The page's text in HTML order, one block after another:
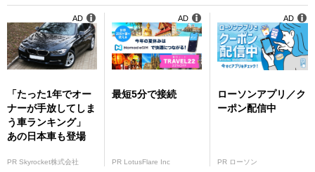
PS5のストレージを
増強！
「たった1年でオー
ナーが手放してしま
う車ランキング」
あの日本車も登場
PR Skyrocket株式会社
AD
最短5分で接続
PR LotusFlare Inc
AD
ローソンアプリ／ク
ーポン配信中
PR ローソン
AD